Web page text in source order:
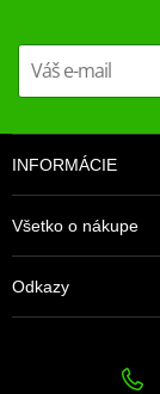
INFORMÁCIE
Všetko o nákupe
Odkazy